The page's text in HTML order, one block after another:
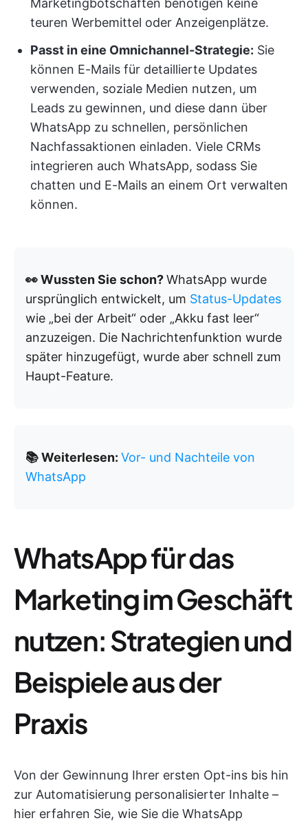
Marketingbotschaften benötigen keine
teuren Werbemittel oder Anzeigenplätze.
Passt in eine Omnichannel-Strategie: Sie
können E-Mails für detaillierte Updates
verwenden, soziale Medien nutzen, um
Leads zu gewinnen, und diese dann über
WhatsApp zu schnellen, persönlichen
Nachfassaktionen einladen. Viele CRMs
integrieren auch WhatsApp, sodass Sie
chatten und E-Mails an einem Ort verwalten
können.
👀 Wussten Sie schon?WhatsApp wurde
ursprünglich entwickelt, um Status-Updates
wie „bei der Arbeit“ oder „Akku fast leer“
anzuzeigen. Die Nachrichtenfunktion wurde
später hinzugefügt, wurde aber schnell zum
Haupt-Feature.
📚 Weiterlesen: Vor- und Nachteile von
WhatsApp
WhatsApp für das
Marketing im Geschäft
nutzen: Strategien und
Beispiele aus der
Praxis
Von der Gewinnung Ihrer ersten Opt-ins bis hin
zur Automatisierung personalisierter Inhalte –
hier erfahren Sie, wie Sie die WhatsApp